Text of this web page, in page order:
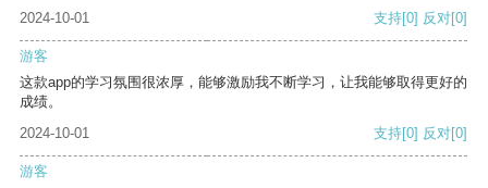
2024-10-01
支持[0] 反对[0]
游客
这款app的学习氛围很浓厚，能够激励我不断学习，让我能够取得更好的
成绩。
2024-10-01
支持[0] 反对[0]
游客